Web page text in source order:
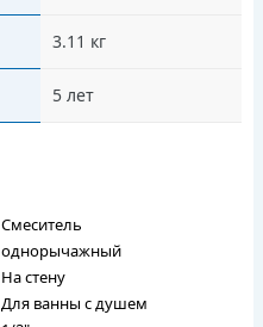
3.11 кг
5 лет
Смеситель
однорычажный
На стену
Для ванны с душем